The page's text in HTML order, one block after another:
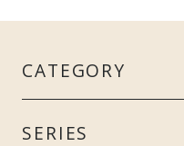
CATEGORY
MEN’S
SERIES